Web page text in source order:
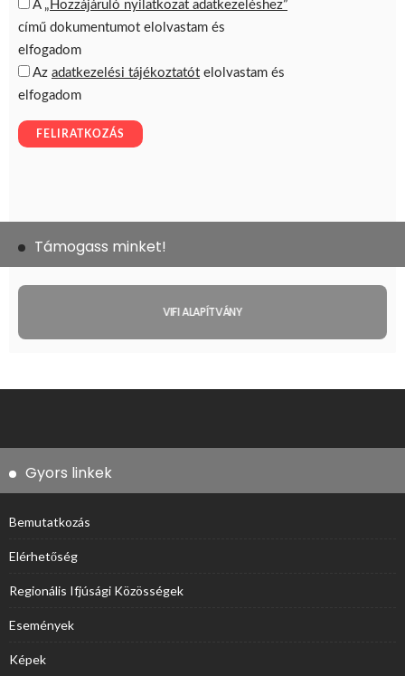
Támogass minket!
VIFI ALAPÍTVÁNY
Gyors linkek
Bemutatkozás
Elérhetőség
Regionális Ifjúsági Közösségek
Események
Képek